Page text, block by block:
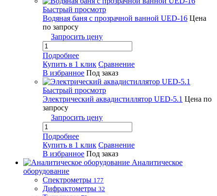
Быстрый просмотр
Водяная баня с прозрачной ванной UED-16 Цена
по запросу
Запросить цену
Подробнее
Купить в 1 клик Сравнение
В избранное Под заказ
Быстрый просмотр
Электрический аквадистиллятор UED-5.1 Цена по
запросу
Запросить цену
Подробнее
Купить в 1 клик Сравнение
В избранное Под заказ
Аналитическое
оборудование
Спектрометры 177
Дифрактометры 32